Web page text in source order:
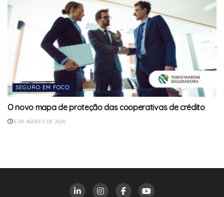
SEGURO EM FOCO
O novo mapa de proteção das cooperativas de crédito
6 DE AGOSTO DE 2026